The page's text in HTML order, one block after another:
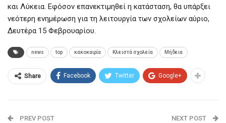
και Λύκεια. Εφόσον επανεκτιμηθεί η κατάσταση, θα υπάρξει
νεότερη ενημέρωση για τη λειτουργία των σχολείων αύριο,
Δευτέρα 15 Φεβρουαρίου.
news top κακοκαιρία Κλειστά σχολεία Μήδεια
Share Facebook Twitter Google+
PREV POST NEXT POST